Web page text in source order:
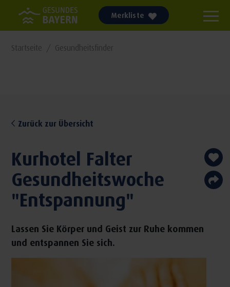
Merkliste
Startseite Gesundheitsfinder
Zurück zur Übersicht
Kurhotel Falter
Gesundheitswoche
"Entspannung"
Lassen Sie Körper und Geist zur Ruhe kommen
und entspannen Sie sich.